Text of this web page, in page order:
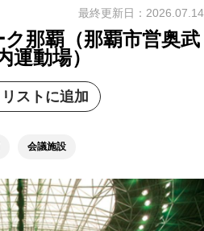
最終更新日： 2026.07.14
那覇（那覇市営奥武
運動場）
ストに追加
会議施設